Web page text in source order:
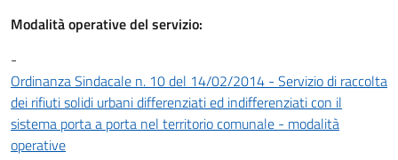
Modalità operative del servizio:
-
Ordinanza Sindacale n. 10 del 14/02/2014 - Servizio di raccolta
dei rifiuti solidi urbani differenziati ed indifferenziati con il
sistema porta a porta nel territorio comunale - modalità
operative